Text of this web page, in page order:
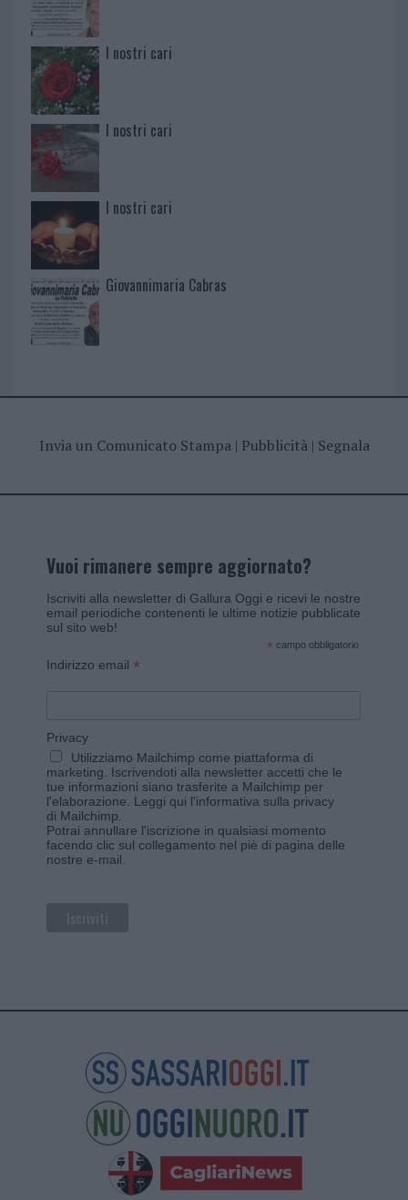
I nostri cari
I nostri cari
I nostri cari
Giovannimaria Cabras
Invia un Comunicato Stampa| Pubblicità| Segnala
Vuoi rimanere sempre aggiornato?
Iscriviti alla newsletter di Gallura Oggi e ricevi le nostre
email periodiche contenenti le ultime notizie pubblicate
sul sito web!
* campo obbligatorio
Indirizzo email *
Privacy
Utilizziamo Mailchimp come piattaforma di
marketing. Iscrivendoti alla newsletter accetti che le
tue informazioni siano trasferite a Mailchimp per
l'elaborazione. Leggi qui l'informativa sulla privacy
di Mailchimp
Potrai annullare l'iscrizione in qualsiasi momento
facendo clic sul collegamento nel piè di pagina delle
nostre e-mail.